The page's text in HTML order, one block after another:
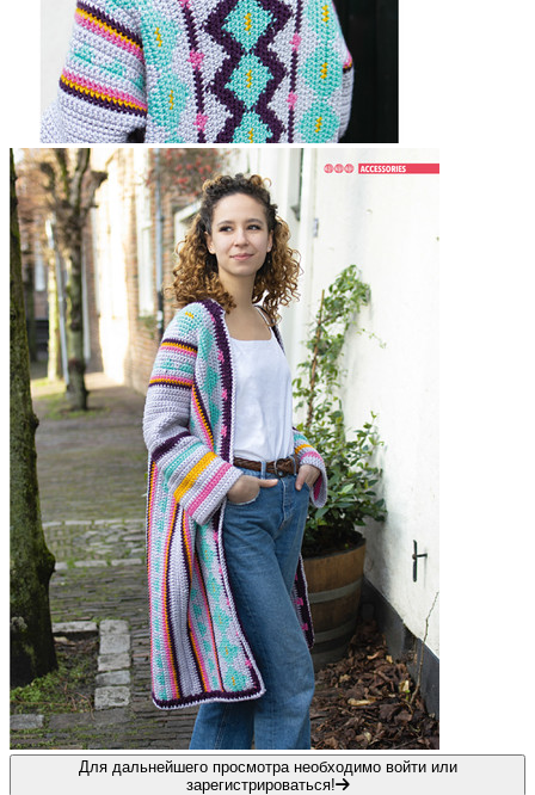
Для дальнейшего просмотра необходимо войти или
зарегистрироваться!